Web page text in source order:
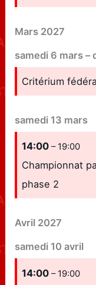
Mars 2027
samedi 6 mars –
Critérium
samedi 13 mars
14:00– 19:00
Championnat
phase 2
Avril 2027
samedi 10 avril
14:00– 19:00